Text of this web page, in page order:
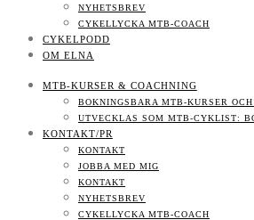
NYHETSBREV
CYKELLYCKA MTB-COACH
CYKELPODD
OM ELNA
MTB-KURSER & COACHNING
BOKNINGSBARA MTB-KURSER OCH
UTVECKLAS SOM MTB-CYKLIST:
KONTAKT/PR
KONTAKT
JOBBA MED MIG
KONTAKT
NYHETSBREV
CYKELLYCKA MTB-COACH